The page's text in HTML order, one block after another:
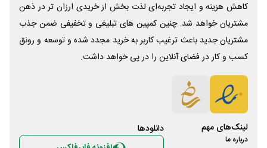
کاهش هزینه و ایجاد تجربه‌ای لذت بخش از خریدی ارزان تر در ذهن
مشتریان خواهد شد. چنین کمپین های تبلیغی و تخفیفی ضمن جذب
مشتریان جدید باعث ترغیب کاربر به خرید مجدد شده و توسعه و رونق
کسب و کار در فضای آنلاین را در پی خواهد داشت.
لینک‌های مهم
درباره ما
دانلود‌ها